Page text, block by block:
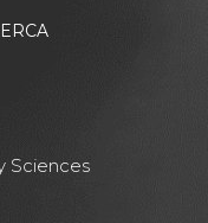
Sciences